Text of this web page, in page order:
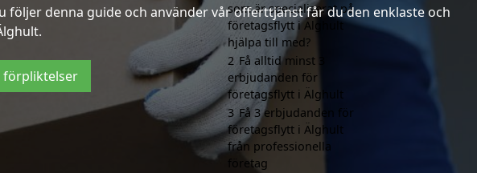
denna guide och använder vår offerttjänst får du den enklaste och
förpliktelser
som är specialiserat på
företagsflytt i Älghult
hjälpa till med?
2 Få alltid minst 3
erbjudanden för
företagsflytt i Älghult
3 Få 3 erbjudanden för
företagsflytt i Älghult
från professionella
företag